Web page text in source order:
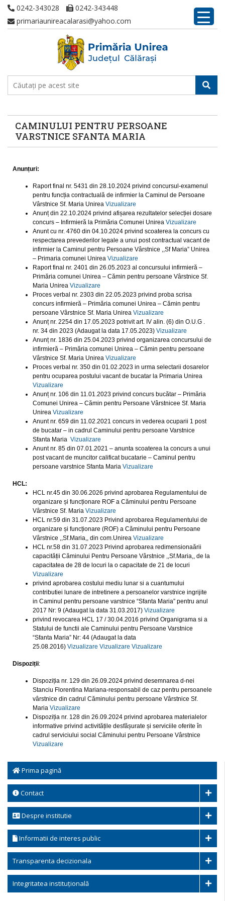
0242-343028
0242-343448
primariaunireacalarasi@yahoo.com
CAMINULUI PENTRU PERSOANE
VARSTNICE SFANTA MARIA
Prima pagină
Contact
Despre institutie
Informatii de interes public
Transparenta decizionala
Integritatea instituțională
Anunțuri:
Raport final nr. 5431 din 28.10.2024 privind concursul-examenul
pentru funcția contractuală de infirmier la Caminul de Persoane
Vârstnice Sf. Maria Unirea Vizualizare
Anunț din 22.10.2024 privind afișarea rezultatelor selecției dosare
concurs – Infirmieră la Primăria Comunei Unirea Vizualizare
Anunt cu nr. 4760 din 04.10.2024 privind scoaterea la concurs cu
respectarea prevederilor legale a unui post contractual vacant de
infirmier la Caminul pentru Persoane Vârstnice ,,Sf Maria” Unirea
– Primaria comunei Unirea Vizualizare
Raport final nr. 2401 din 26.05.2023 al concursului infirmieră –
Primăria comunei Unirea – Cămin pentru persoane Vârstnice Sf.
Maria Unirea Vizualizare
Proces verbal nr. 2303 din 22.05.2023 privind proba scrisa
concurs infirmieră – Primăria comunei Unirea – Cămin pentru
persoane Vârstnice Sf. Maria Unirea Vizualizare
Anunț nr. 2254 din 17.05.2023 potrivit art. IV alin. (6) din O.U.G .
nr. 34 din 2023 (Adaugat la data 17.05.2023) Vizualizare
Anunț nr. 1836 din 25.04.2023 privind organizarea concursului de
infirmieră – Primăria comunei Unirea – Cămin pentru persoane
Vârstnice Sf. Maria Unirea Vizualizare
Proces verbal nr. 350 din 01.02.2023 in urma selectarii dosarelor
pentru ocuparea postului vacant de bucatar la Primaria Unirea
Vizualizare
Anunț nr. 106 din 11.01.2023 privind concurs bucătar – Primăria
Comunei Unirea – Cămin pentru Persoane Vârstnicee Sf. Maria
Unirea Vizualizare
Anunt nr. 659 din 11.02.2021 concurs in vederea ocuparii 1 post
de bucatar – in cadrul Caminului pentru persoane Varstnice
Sfanta Maria Vizualizare
Anunt nr. 85 din 07.01.2021 – anunta scoaterea la concurs a unui
post vacant de muncitor calificat bucatarie – Caminul pentru
persoane varstnice Sfanta Maria Vizualizare
HCL:
HCL nr.45 din 30.06.2026 privind aprobarea Regulamentului de
organizare și funcționare ROF a Căminului pentru Persoane
Vârstnice Sf. Maria Vizualizare
HCL nr.59 din 31.07.2023 Privind aprobarea Regulamentului de
organizare și funcționare (ROF) a Căminului pentru Persoane
Vârstnice ,,Sf.Maria,, din com.Unirea Vizualizare
HCL nr.58 din 31.07.2023 Privind aprobarea redimensionaării
capacității Căminului Pentru Persoane Vârstnice ,,Sf.Maria,, de la
capacitatea de 28 de locuri la o capacitate de 21 de locuri
Vizualizare
privind aprobarea costului mediu lunar si a cuantumului
contributiei lunare de intretinere a persoanelor varstnice ingrijite
in Caminul pentru persoane varstnice “Sfanta Maria” pentru anul
2017 Nr: 9 (Adaugat la data 31.03.2017) Vizualizare
privind revocarea HCL 17 / 30.04.2016 privind Organigrama si a
Statului de functii ale Caminului pentru Persoane Varstnice
“Sfanta Maria” Nr: 44 (Adaugat la data
25.08.2016) Vizualizare Vizualizare Vizualizare
Dispoziții:
Dispoziția nr. 129 din 26.09.2024 privind desemnarea d-nei
Stanciu Florentina Mariana-responsabil de caz pentru persoanele
vârstnice din cadrul Căminului pentru persoane Vârstnice Sf.
Maria Vizualizare
Dispoziția nr. 128 din 26.09.2024 privind aprobarea materialelor
informative privind activitățile desfășurate și serviciile oferite în
cadrul serviciului social Căminului pentru Persoane Vârstnice
Vizualizare